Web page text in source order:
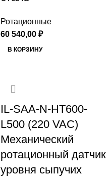
Ротационные
60 540,00 ₽
В КОРЗИНУ
IL-SAA-N-HT600-
L500 (220 VAC)
Механический
ротационный датчик
уровня сыпучих